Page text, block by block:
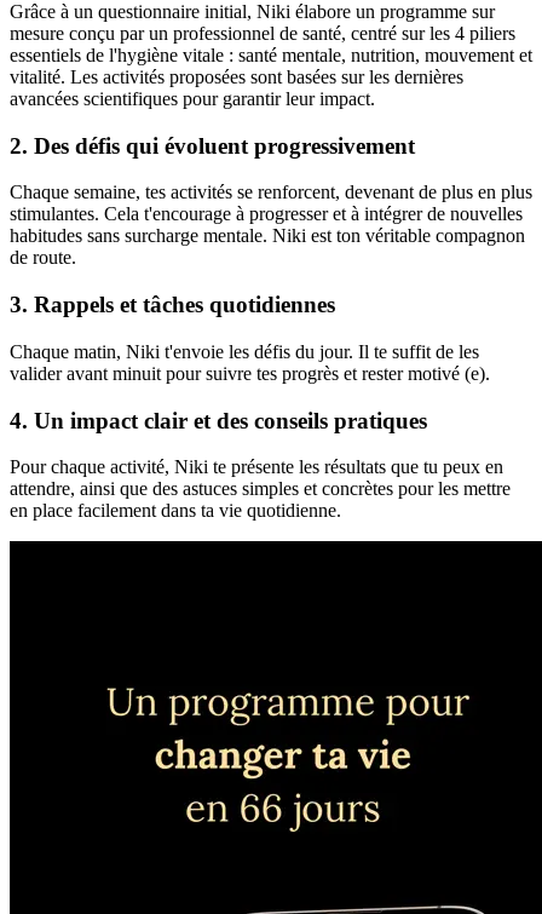
Grâce à un questionnaire initial, Niki élabore un programme sur
mesure conçu par un professionnel de santé, centré sur les 4 piliers
essentiels de l'hygiène vitale : santé mentale, nutrition, mouvement et
vitalité. Les activités proposées sont basées sur les dernières
avancées scientifiques pour garantir leur impact.
2. Des défis qui évoluent progressivement
Chaque semaine, tes activités se renforcent, devenant de plus en plus
stimulantes. Cela t'encourage à progresser et à intégrer de nouvelles
habitudes sans surcharge mentale. Niki est ton véritable compagnon
de route.
3. Rappels et tâches quotidiennes
Chaque matin, Niki t'envoie les défis du jour. Il te suffit de les
valider avant minuit pour suivre tes progrès et rester motivé (e).
4. Un impact clair et des conseils pratiques
Pour chaque activité, Niki te présente les résultats que tu peux en
attendre, ainsi que des astuces simples et concrètes pour les mettre
en place facilement dans ta vie quotidienne.